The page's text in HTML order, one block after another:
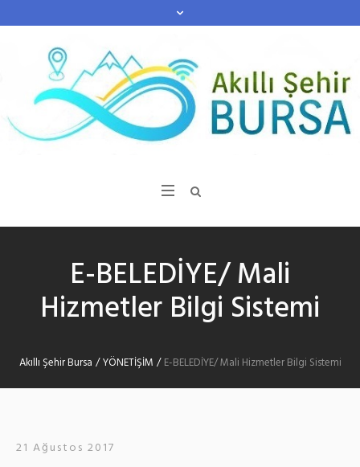
E-BELEDİYE/ Mali
Hizmetler Bilgi Sistemi
Akıllı Şehir Bursa /YÖNETİŞİM /E-BELEDİYE/ Mali Hizmetler Bilgi Sistemi
21 Ağustos 2017